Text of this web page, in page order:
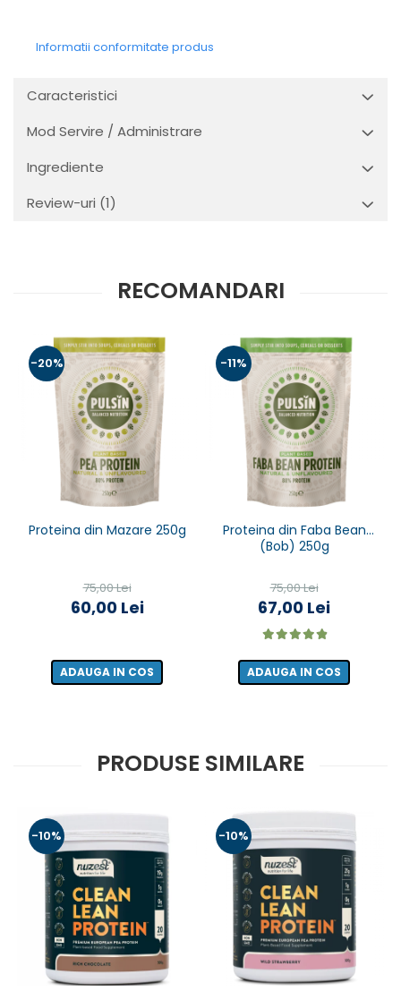
Informatii conformitate produs
Caracteristici
Mod Servire / Administrare
Ingrediente
Review-uri (1)
RECOMANDARI
-20%
Proteina din Mazare 250g
75,00 Lei
60,00 Lei
ADAUGA IN COS
-11%
Proteina din Faba Bean
(Bob) 250g
75,00 Lei
67,00 Lei
ADAUGA IN COS
PRODUSE SIMILARE
-10% -10%